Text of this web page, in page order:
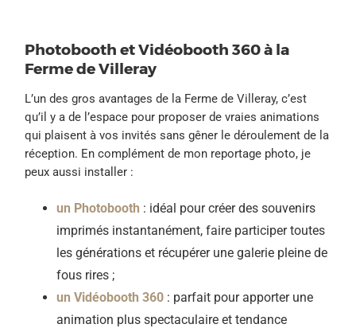
Photobooth et Vidéobooth 360 à la
Ferme de Villeray
L’un des gros avantages de la Ferme de Villeray, c’est
qu’il y a de l’espace pour proposer de vraies animations
qui plaisent à vos invités sans gêner le déroulement de la
réception. En complément de mon reportage photo, je
peux aussi installer :
un Photobooth : idéal pour créer des souvenirs
imprimés instantanément, faire participer toutes
les générations et récupérer une galerie pleine de
fous rires ;
un Vidéobooth 360 : parfait pour apporter une
animation plus spectaculaire et tendance